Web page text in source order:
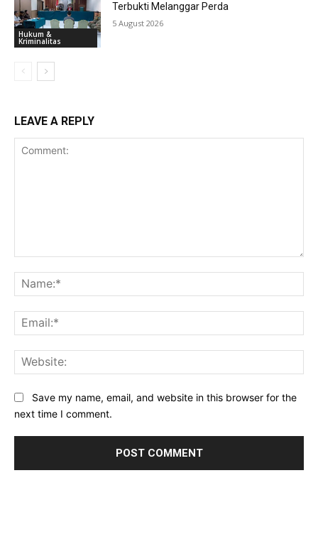
Hukum &
Kriminalitas
Terbukti Melanggar Perda
5 August 2026
LEAVE A REPLY
Save my name, email, and website in this browser for the
next time I comment.